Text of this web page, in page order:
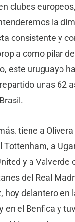
clubes
la
consistente y
como pilar
este uruguayo
unas 62
tiene a
Tottenham, a
y a Valverde
del Real
hoy delantero en
en el Benfica y